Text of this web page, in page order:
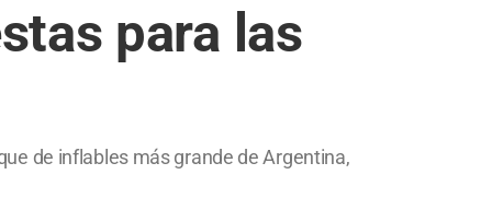
para las
de inflables más grande de Argentina,